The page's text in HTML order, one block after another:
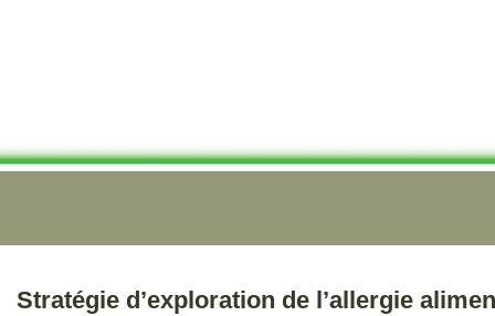
Stratégie d’exploration de l’allergie